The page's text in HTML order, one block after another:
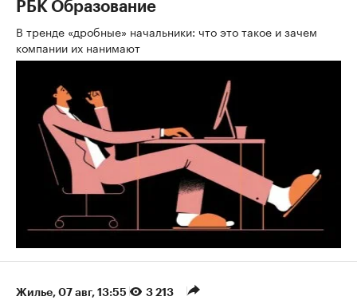
РБК Образование
В тренде «дробные» начальники: что это такое и зачем
компании их нанимают
Жилье⁠, 07 авг, 13:55 3 213